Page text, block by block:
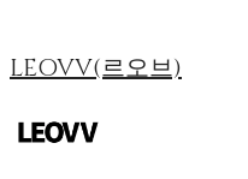
LEOVV(르오브)